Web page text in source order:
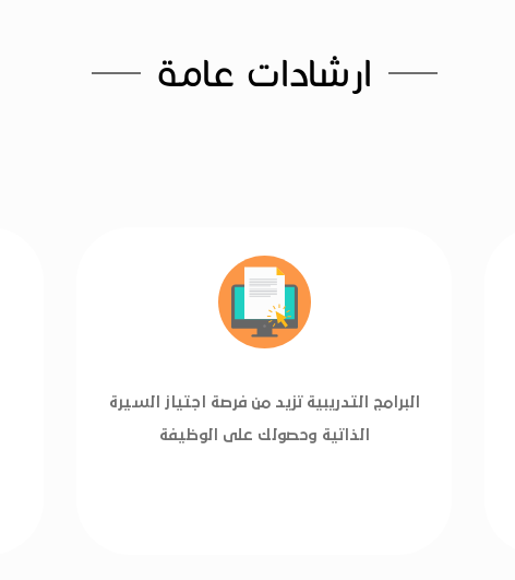
ارشادات عامة
البرامج التدريبية تزيد من فرصة اجتياز السيرة
الذاتية وحصولك على الوظيفة